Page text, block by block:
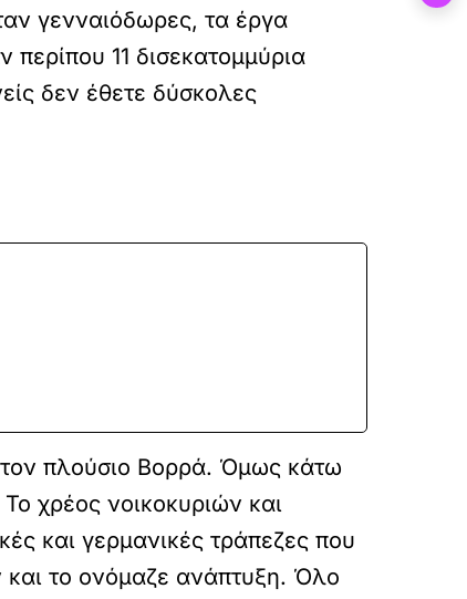
γενναιόδωρες, τα έργα
11 δισεκατομμύρια
δεν έθετε δύσκολες
πλούσιο Βορρά. Όμως κάτω
χρέος νοικοκυριών και
και γερμανικές τράπεζες που
και το ονόμαζε ανάπτυξη. Όλο